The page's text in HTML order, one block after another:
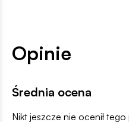
Opinie
Średnia ocena
Nikt jeszcze nie ocenił